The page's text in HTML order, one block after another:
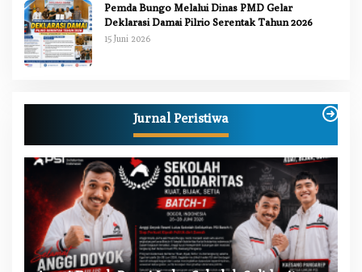
Pemda Bungo Melalui Dinas PMD Gelar
Deklarasi Damai Pilrio Serentak Tahun 2026
15 Juni 2026
Jurnal Peristiwa